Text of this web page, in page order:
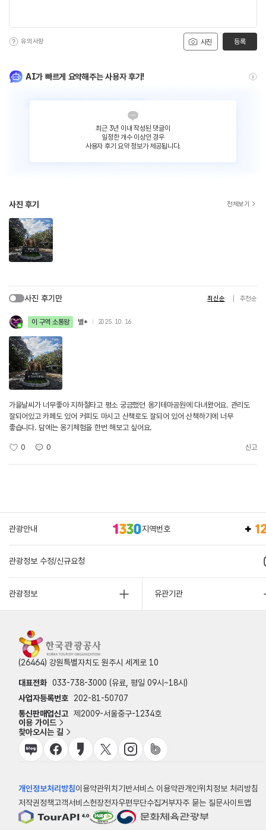
사진
유의사항 등록
AI가 빠르게 요약해주는 사용자 후기!
최근 3년 이내 작성된 댓글이
일정한 개수 이상인 경우
사용자 후기 요약 정보가 제공됩니다.
사진 후기 전체보기
사진 후기만 최신순 추천순
이 구역 소통왕 별* 2025. 10. 16.
가을날씨가 너무좋아 지하철타고 평소 궁금했던 옹기테마공원에 다녀왔어요. 관리도
잘되어있고 카페도 있어 커피도 마시고 산책로도 잘되어 있어 산책하기에 너무
좋습니다. 담에는 옹기체험을 한번 해보고 싶어요.
0 0 신고
관광안내 지역번호
관광정보 수정/신규요청
관광정보 유관기관
(26464) 강원특별자치도 원주시 세계로 10
대표전화 033-738-3000 (유료, 평일 09시~18시)
사업자등록번호
202-81-50707
통신판매업신고 제2009-서울중구-1234호
이용 가이드
찾아오시는 길
개인정보처리방침이용약관위치기반서비스 이용약관개인위치정보 처리방침
저작권정책고객서비스헌장전자우편무단수집거부자주 묻는 질문사이트맵